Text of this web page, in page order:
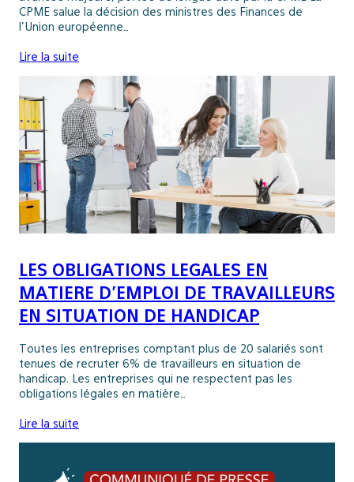
CPME salue la décision des ministres des Finances de
l’Union européenne…
Lire la suite
LES OBLIGATIONS LEGALES EN
MATIERE D’EMPLOI DE TRAVAILLEURS
EN SITUATION DE HANDICAP
Toutes les entreprises comptant plus de 20 salariés sont
tenues de recruter 6% de travailleurs en situation de
handicap. Les entreprises qui ne respectent pas les
obligations légales en matière…
Lire la suite